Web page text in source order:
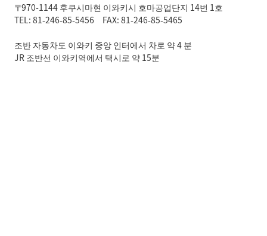
〒970-1144 후쿠시마현 이와키시 호마공업단지 14번 1호
TEL: 81-246-85-5456 FAX: 81-246-85-5465
조반 자동차도 이와키 중앙 인터에서 차로 약 4 분
JR 조반선 이와키역에서 택시로 약 15분